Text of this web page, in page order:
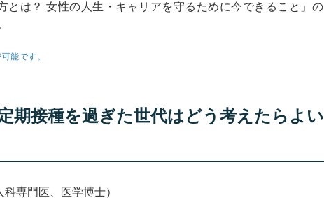
とは？ 女性の人生・キャリアを守るために今できること」の
能です。
期接種を過ぎた世代はどう考えたらよい
専門医、医学博士）